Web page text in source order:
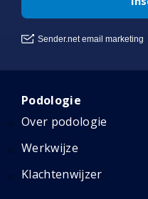
Podologie
Over podologie
Werkwijze
Klachtenwijzer